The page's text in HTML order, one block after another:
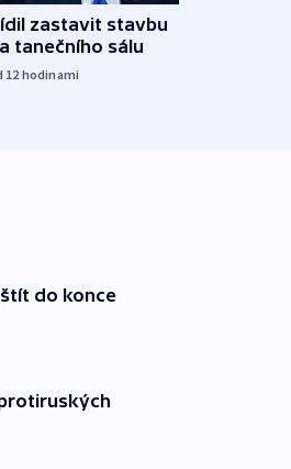
zastavit stavbu
tanečního sálu
12 hodinami
do konce